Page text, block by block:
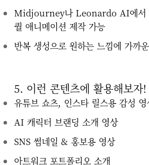
Midjourney나 Leonardo AI에서
퀄 애니메이션 제작 가능
반복 생성으로 원하는 느낌에 가까
5. 이런 콘텐츠에 활용해보자!
유튜브 쇼츠, 인스타 릴스용 감성
AI 캐릭터 브랜딩 소개 영상
SNS 썸네일 & 홍보용 영상
아트워크 포트폴리오 소개